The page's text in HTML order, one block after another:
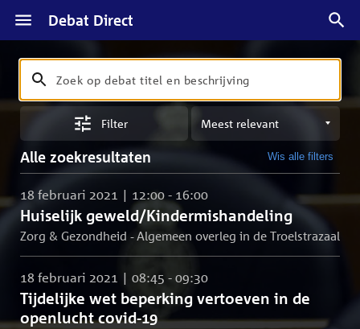
Debat Direct
Zoeken
Zoek
op
en
beschrijving
Filter
Sorteren
op
meest
Alle zoekresultaten Wis alle filters
Huiselijk geweld/Kindermishandeling
18 februari 2021 | 12:00 - 16:00
Zorg & Gezondheid - Algemeen overleg in de Troelstrazaal
Tijdelijke wet beperking vertoeven in de
openlucht covid-19
18 februari 2021 | 08:45 - 09:30